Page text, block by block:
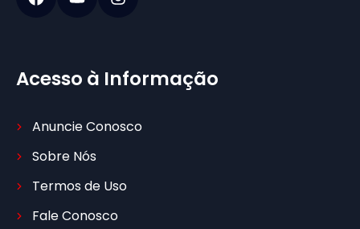
Acesso à Informação
Anuncie Conosco
Sobre Nós
Termos de Uso
Fale Conosco